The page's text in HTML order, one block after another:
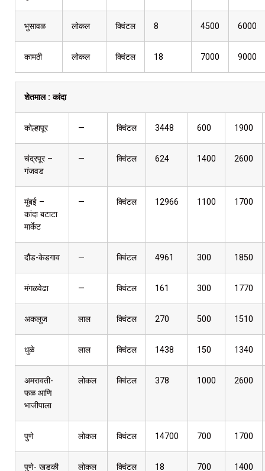
भुसावळ लोकल क्विंटल 8 4500 6000
कामठी लोकल क्विंटल 18 7000 9000
शेतमाल :कांदा
कोल्हापूर — क्विंटल 3448 600 1900
चंद्रपूर –
गंजवड
— क्विंटल 624 1400 2600
मुंबई –
कांदा बटाटा
मार्केट
— क्विंटल 12966 1100 1700
दौंड-केडगाव — क्विंटल 4961 300 1850
मंगळवेढा — क्विंटल 161 300 1770
अकलुज लाल क्विंटल 270 500 1510
धुळे लाल क्विंटल 1438 150 1340
अमरावती-
फळ आणि
भाजीपाला
लोकल क्विंटल 378 1000 2600
पुणे लोकल क्विंटल 14700 700 1700
पुणे- खडकी लोकल क्विंटल 18 700 1400